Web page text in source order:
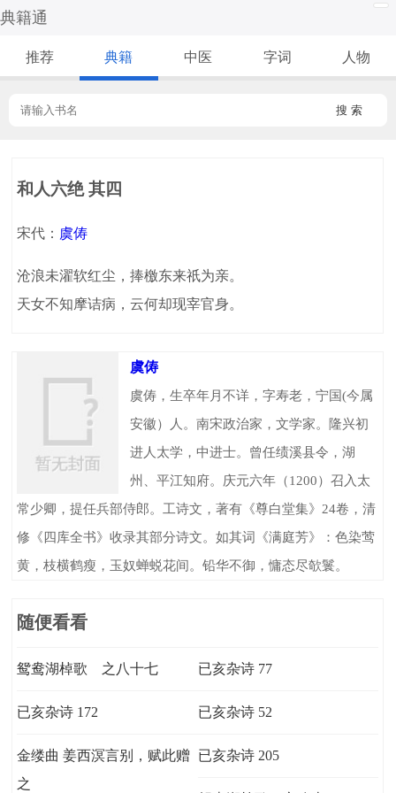
典籍通
推荐 典籍 中医 字词 人物
搜 索
和人六绝 其四
宋代： 虞俦
沧浪未濯软红尘，捧檄东来祇为亲。
天女不知摩诘病，云何却现宰官身。
虞俦
虞俦，生卒年月不详，字寿老，宁国(今属
安徽）人。南宋政治家，文学家。隆兴初
进人太学，中进士。曾任绩溪县令，湖
州、平江知府。庆元六年（1200）召入太
常少卿，提任兵部侍郎。工诗文，著有《尊白堂集》24卷，清
修《四库全书》收录其部分诗文。如其词《满庭芳》：色染莺
黄，枝横鹤瘦，玉奴蝉蜕花间。铅华不御，慵态尽欹鬟。
随便看看
鸳鸯湖棹歌 之八十七 已亥杂诗 77
已亥杂诗 172 已亥杂诗 52
金缕曲 姜西溟言别，赋此赠
之
已亥杂诗 205